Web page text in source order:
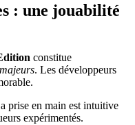
: une jouabilité
constitue
. Les développeurs
prise en main est intuitive
expérimentés.